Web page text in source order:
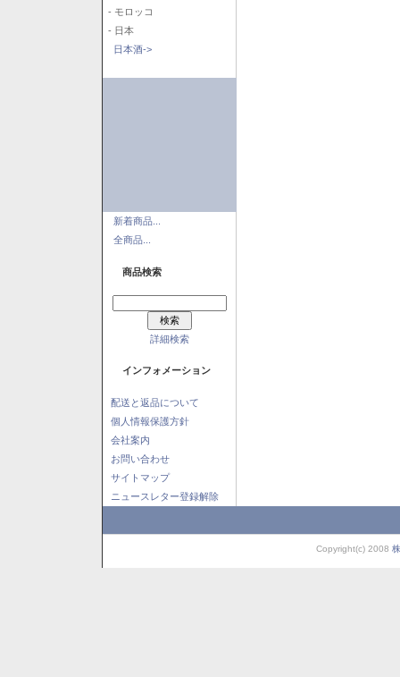
- モロッコ
- 日本
日本酒->
新着商品...
全商品...
商品検索
詳細検索
インフォメーション
配送と返品について
個人情報保護方針
会社案内
お問い合わせ
サイトマップ
ニュースレター登録解除
Copyright(c) 2008